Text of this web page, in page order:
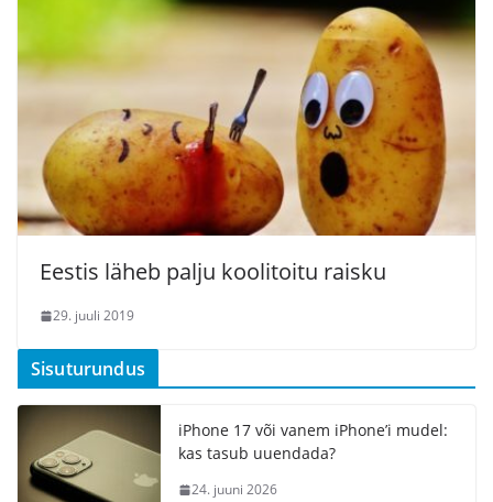
Eestis läheb palju koolitoitu raisku
29. juuli 2019
Sisuturundus
iPhone 17 või vanem iPhone’i mudel:
kas tasub uuendada?
24. juuni 2026